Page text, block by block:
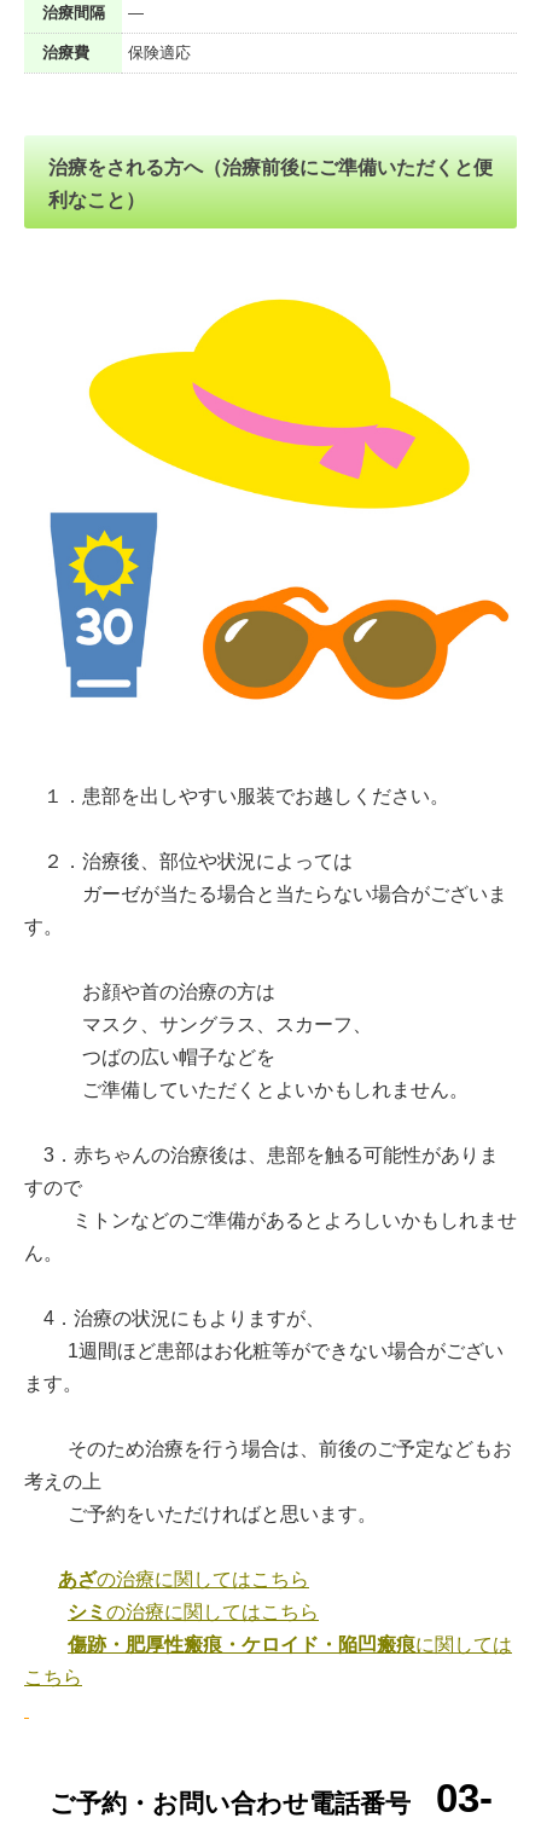
治療間隔 ―
治療費 保険適応
治療をされる方へ（治療前後にご準備いただくと便
利なこと）
１．患部を出しやすい服装でお越しください。
２．治療後、部位や状況によっては
ガーゼが当たる場合と当たらない場合がございま
す。
お顔や首の治療の方は
マスク、サングラス、スカーフ、
つばの広い帽子などを
ご準備していただくとよいかもしれません。
3．赤ちゃんの治療後は、患部を触る可能性がありま
すので
ミトンなどのご準備があるとよろしいかもしれませ
ん。
4．治療の状況にもよりますが、
1週間ほど患部はお化粧等ができない場合がござい
ます。
そのため治療を行う場合は、前後のご予定などもお
考えの上
ご予約をいただければと思います。
あざの治療に関してはこちら
シミ の治療に関してはこちら
傷跡・肥厚性瘢痕・ケロイド・陥凹瘢痕に関しては
こちら
ご予約・お問い合わせ電話番号
03-